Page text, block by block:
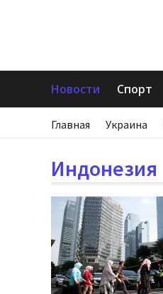
Новости Спорт
Главная Украина
Индонезия